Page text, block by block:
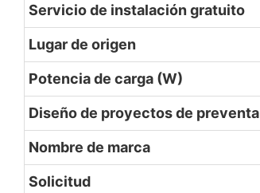
Servicio de instalación gratuito
Lugar de origen
Potencia de carga (W)
Diseño de proyectos de preventa
Nombre de marca
Solicitud